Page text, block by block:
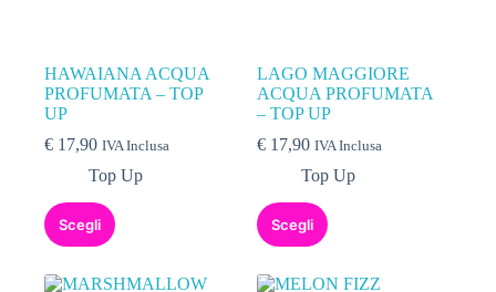
HAWAIANA ACQUA
PROFUMATA – TOP
UP
€ 17,90 IVA Inclusa
Top Up
Scegli
LAGO MAGGIORE
ACQUA PROFUMATA
– TOP UP
€ 17,90 IVA Inclusa
Top Up
Scegli